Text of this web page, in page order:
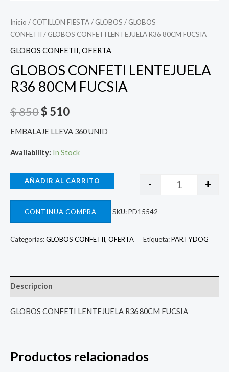
Inicio / COTILLON FIESTA/ GLOBOS / GLOBOS
CONFETII / GLOBOS CONFETI LENTEJUELA R36 80CM FUCSIA
GLOBOS CONFETII, OFERTA
GLOBOS CONFETI LENTEJUELA
R36 80CM FUCSIA
$850$ 510
EMBALAJE LLEVA 360 UNID
Availability: In Stock
- +
AÑADIR AL CARRITO
CONTINUA COMPRA SKU:PD15542
Categorías:GLOBOS CONFETII, OFERTA Etiqueta:PARTYDOG
Descripcion
GLOBOS CONFETI LENTEJUELA R36 80CM FUCSIA
Productos relacionados